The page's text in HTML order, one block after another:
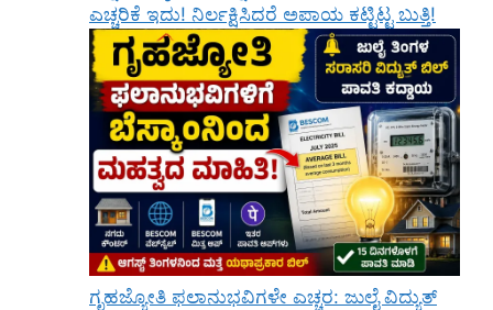
ಎಚ್ಚರಿಕೆ ಇದು! ನಿರ್ಲಕ್ಷಿಸಿದರೆ ಅಪಾಯ ಕಟ್ಟಿಟ್ಟ ಬುತ್ತಿ!
ಗೃಹಜ್ಯೋತಿ ಫಲಾನುಭವಿಗಳೇ ಎಚ್ಚರ: ಜುಲೈ ವಿದ್ಯುತ್